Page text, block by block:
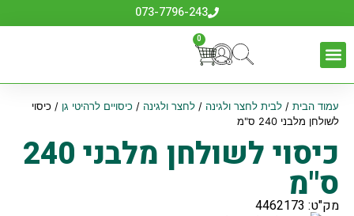
073-7796-243
0
עמוד הבית/ לבית לחצר ולגינה / לחצר ולגינה / כיסויים לרהיטי גן / כיסוי
לשולחן מלבני 240 ס"מ
כיסוי לשולחן מלבני 240
ס"מ
מק"ט: 4462173